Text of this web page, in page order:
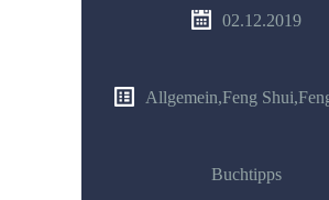
02.12.2019
Allgemein,Feng Shui,
Buchtipps